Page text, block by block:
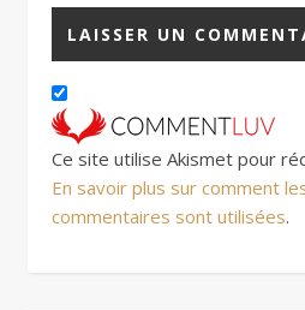
Ce site utilise Akismet pour
En savoir plus sur comment
commentaires sont utilisées.